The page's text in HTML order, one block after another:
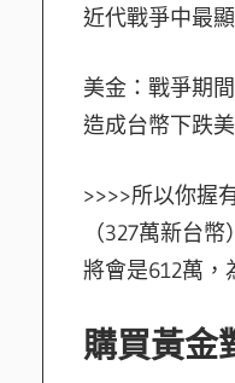
近代戰爭中最
美金：戰爭期
造成台幣下跌
>>>>所以你握
（327萬新台
將會是612萬，
購買黃金